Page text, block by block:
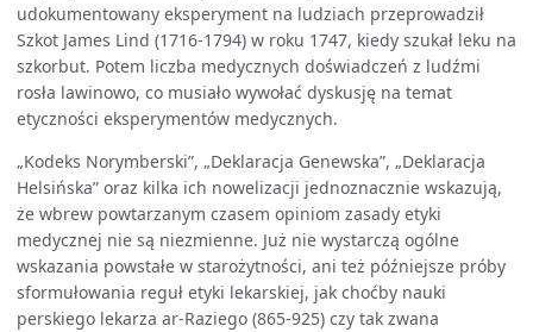
udokumentowany eksperyment na ludziach przeprowadził
Szkot James Lind (1716-1794) w roku 1747, kiedy szukał leku na
szkorbut. Potem liczba medycznych doświadczeń z ludźmi
rosła lawinowo, co musiało wywołać dyskusję na temat
etyczności eksperymentów medycznych.
„Kodeks Norymberski”, „Deklaracja Genewska”, „Deklaracja
Helsińska” oraz kilka ich nowelizacji jednoznacznie wskazują,
że wbrew powtarzanym czasem opiniom zasady etyki
medycznej nie są niezmienne. Już nie wystarczą ogólne
wskazania powstałe w starożytności, ani też późniejsze próby
sformułowania reguł etyki lekarskiej, jak choćby nauki
perskiego lekarza ar-Raziego (865-925) czy tak zwana